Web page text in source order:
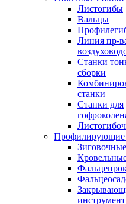
Листогибы
Вальцы
Линия пр-
Станки
сборки
станки
Станки для
Профилирующие
Зиговочные
инструмент